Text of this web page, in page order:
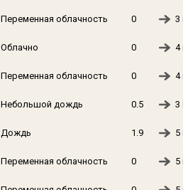
Переменная облачность 0 3
Облачно 0 4
Переменная облачность 0 4
Небольшой дождь 0.5 3
Дождь 1.9 5
Переменная облачность 0 5